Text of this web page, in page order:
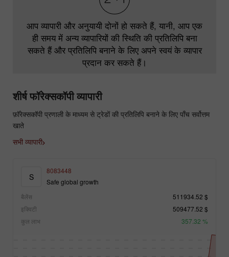
आप व्यापारी और अनुयायी दोनों हो सकते हैं, यानी, आप एक
ही समय में अन्य व्यापारियों की स्थिति की प्रतिलिपि बना
सकते हैं और प्रतिलिपि बनाने के लिए अपने स्वयं के व्यापार
प्रदान कर सकते हैं।
शीर्ष फॉरेक्सकॉपी व्यापारी
फ़ॉरेक्सकॉपी प्रणाली के माध्यम से ट्रेडों की प्रतिलिपि बनाने के लिए पाँच सर्वोत्तम
खाते
सभी व्यापारी
S
8083448
Safe global growth
बैलेंस
511934.52 $
इक्विटी
509477.52 $
कुल लाभ
357.32 %